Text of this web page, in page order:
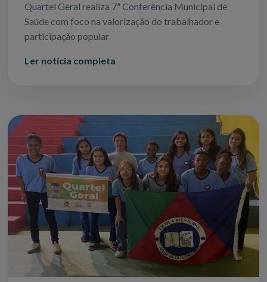
Quartel Geral realiza 7ª Conferência Municipal de
Saúde com foco na valorização do trabalhador e
participação popular
Ler notícia completa